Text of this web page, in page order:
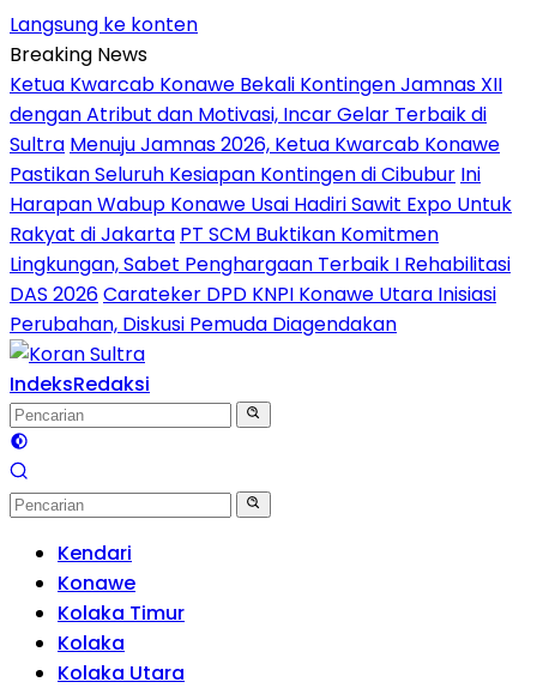
Langsung ke konten
Breaking News
Ketua Kwarcab Konawe Bekali Kontingen Jamnas XII
dengan Atribut dan Motivasi, Incar Gelar Terbaik di
Sultra Menuju Jamnas 2026, Ketua Kwarcab Konawe
Pastikan Seluruh Kesiapan Kontingen di Cibubur Ini
Harapan Wabup Konawe Usai Hadiri Sawit Expo Untuk
Rakyat di Jakarta PT SCM Buktikan Komitmen
Lingkungan, Sabet Penghargaan Terbaik I Rehabilitasi
DAS 2026Carateker DPD KNPI Konawe Utara Inisiasi
Perubahan, Diskusi Pemuda Diagendakan
IndeksRedaksi
Kendari
Konawe
Kolaka Timur
Kolaka
Kolaka Utara